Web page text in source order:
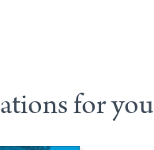
for you